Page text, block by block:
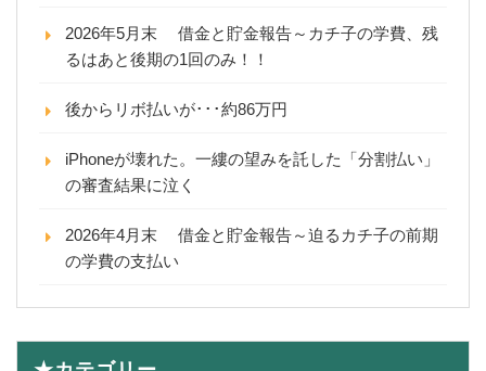
2026年5月末 借金と貯金報告～カチ子の学費、残
るはあと後期の1回のみ！！
後からリボ払いが･･･約86万円
iPhoneが壊れた。一縷の望みを託した「分割払い」
の審査結果に泣く
2026年4月末 借金と貯金報告～迫るカチ子の前期
の学費の支払い